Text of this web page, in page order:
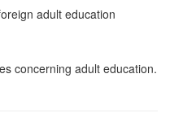
adult education
concerning adult education.